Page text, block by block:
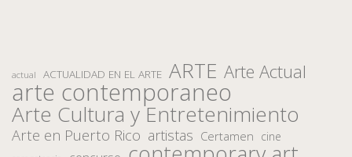
actual ACTUALIDAD EN EL ARTE ARTE Arte Actual
arte contemporaneo
Arte Cultura y Entretenimiento
Arte en Puerto Rico artistas Certamen cine